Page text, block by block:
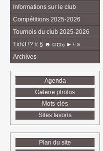
Informations sur le club
Compétitions 2025-2026
Tournois du club 2025-2026
Txh3 !? # § ☻☺◘☼►+ »
Archives
Agenda
Galerie photos
Mots-clés
Sites favoris
Plan du site